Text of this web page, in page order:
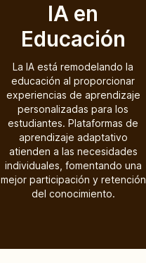
IA en
Educación
La IA está remodelando la
educación al proporcionar
experiencias de aprendizaje
personalizadas para los
estudiantes. Plataformas de
aprendizaje adaptativo
atienden a las necesidades
individuales, fomentando una
mejor participación y retención
del conocimiento.